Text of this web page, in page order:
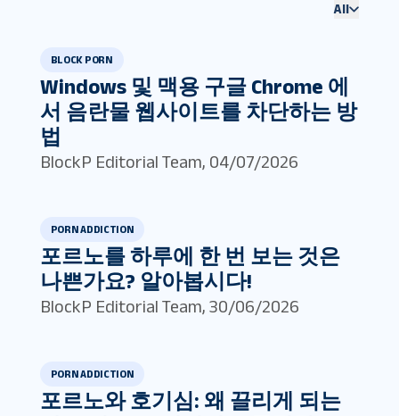
All
BLOCK PORN
Windows 및 맥용 구글 Chrome 에
서 음란물 웹사이트를 차단하는 방
법
BlockP Editorial Team, 04/07/2026
PORN ADDICTION
포르노를 하루에 한 번 보는 것은
나쁜가요? 알아봅시다!
BlockP Editorial Team, 30/06/2026
PORN ADDICTION
포르노와 호기심: 왜 끌리게 되는